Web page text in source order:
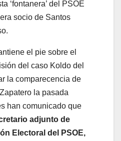
‘fontanera’ del PSOE
socio de Santos
el pie sobre el
del caso Koldo del
la comparecencia de
la pasada
han comunicado que
adjunto de
Electoral del PSOE,